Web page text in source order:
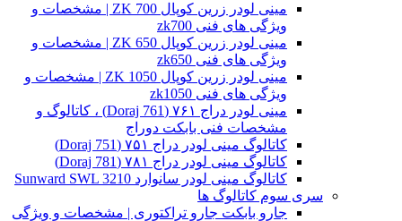
مینی لودر زرین کوپال ZK 700 | مشخصات و
ویژگی های فنی zk700
مینی لودر زرین کوپال ZK 650 | مشخصات و
ویژگی های فنی zk650
مینی لودر زرین کوپال ZK 1050 | مشخصات و
ویژگی های فنی zk1050
مینی لودر دراج ۷۶۱ (Doraj 761) ، کاتالوگ و
مشخصات فنی بابکت دوراج
کاتالوگ مینی لودر دراج ۷۵۱ (Doraj 751)
کاتالوگ مینی لودر دراج ۷۸۱ (Doraj 781)
کاتالوگ مینی لودر سانوارد Sunward SWL 3210
سری سوم کاتالوگ ها
جارو بابکت جارو تراکتوری | مشخصات و ویژگی